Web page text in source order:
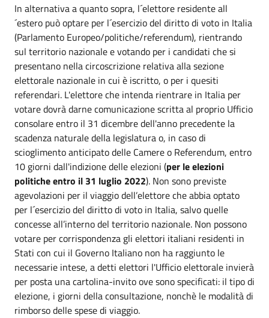
In alternativa a quanto sopra, l´elettore residente all
´estero può optare per l´esercizio del diritto di voto in Italia
(Parlamento Europeo/politiche/referendum), rientrando
sul territorio nazionale e votando per i candidati che si
presentano nella circoscrizione relativa alla sezione
elettorale nazionale in cui è iscritto, o per i quesiti
referendari. L'elettore che intenda rientrare in Italia per
votare dovrà darne comunicazione scritta al proprio Ufficio
consolare entro il 31 dicembre dell'anno precedente la
scadenza naturale della legislatura o, in caso di
scioglimento anticipato delle Camere o Referendum, entro
10 giorni dall'indizione delle elezioni (per le elezioni
politiche entro il 31 luglio 2022). Non sono previste
agevolazioni per il viaggio dell’elettore che abbia optato
per l´esercizio del diritto di voto in Italia, salvo quelle
concesse all’interno del territorio nazionale. Non possono
votare per corrispondenza gli elettori italiani residenti in
Stati con cui il Governo Italiano non ha raggiunto le
necessarie intese, a detti elettori l'Ufficio elettorale invierà
per posta una cartolina-invito ove sono specificati: il tipo di
elezione, i giorni della consultazione, nonchè le modalità di
rimborso delle spese di viaggio.